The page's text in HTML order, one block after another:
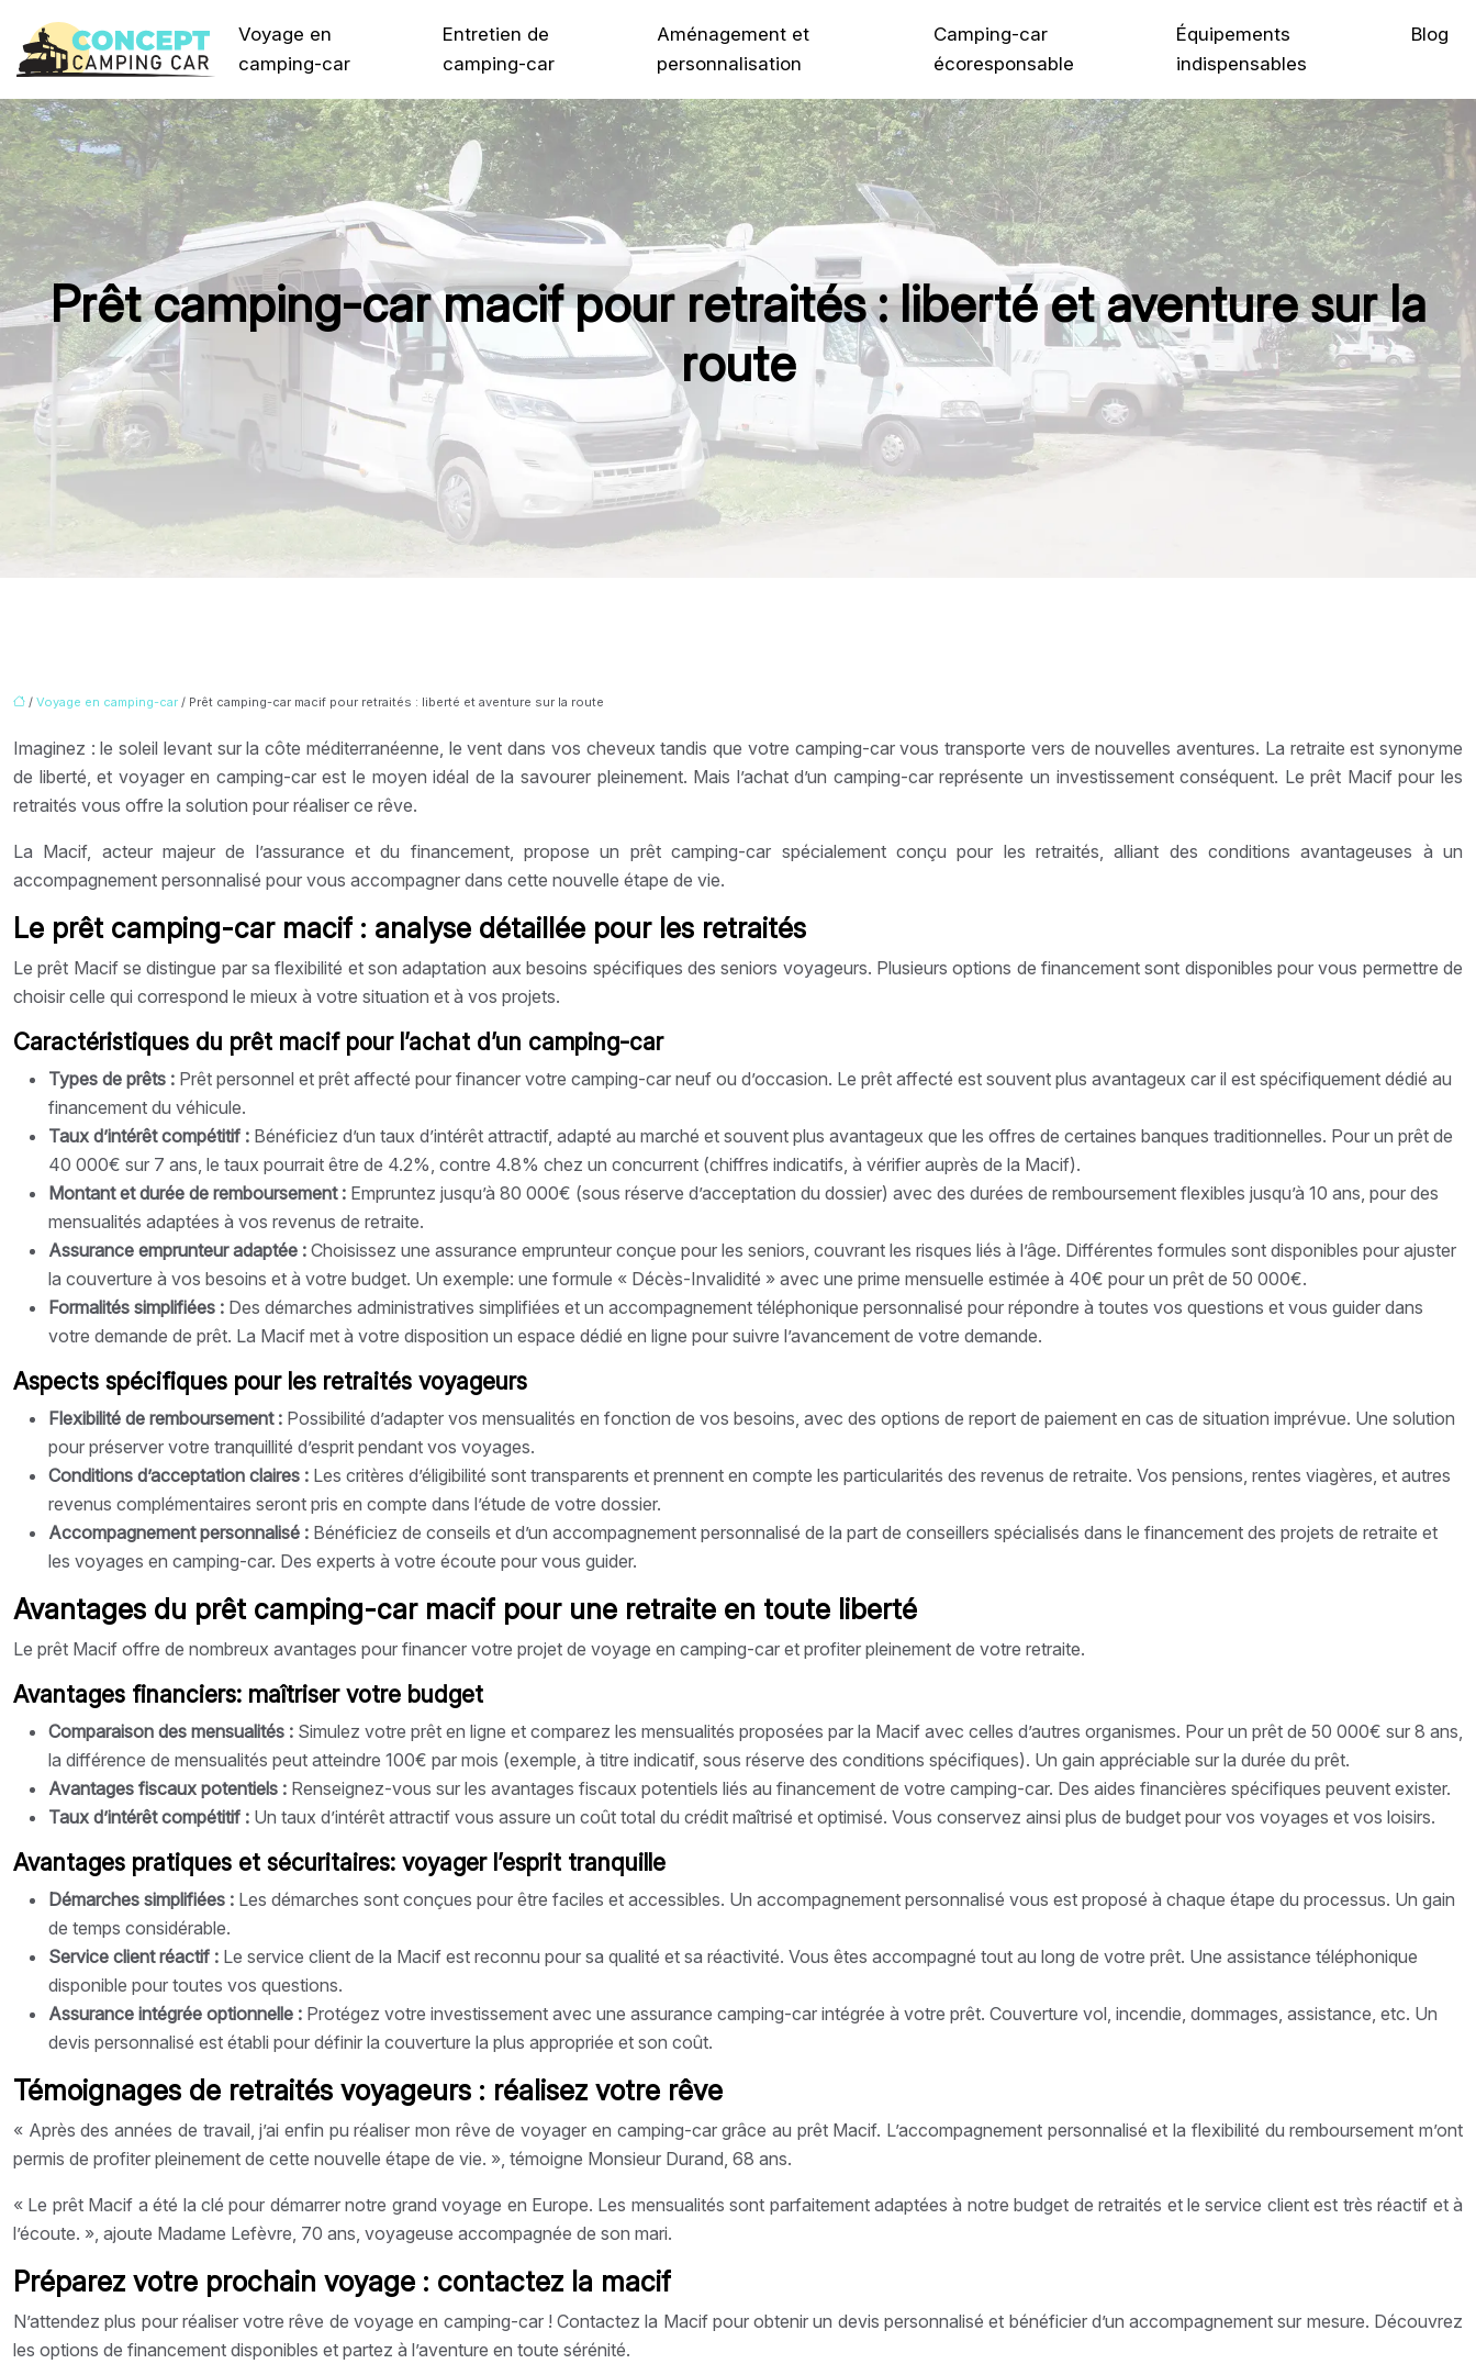
Voyage en
camping-car
Entretien de
camping-car
Aménagement et
personnalisation
Camping-car
écoresponsable
Équipements
indispensables
Blog
Prêt camping-car macif pour retraités : liberté et aventure sur la
route
/ Voyage en camping-car / Prêt camping-car macif pour retraités : liberté et aventure sur la route
Imaginez : le soleil levant sur la côte méditerranéenne, le vent dans vos cheveux tandis que votre camping-car vous transporte vers de nouvelles aventures. La retraite est synonyme
de liberté, et voyager en camping-car est le moyen idéal de la savourer pleinement. Mais l’achat d’un camping-car représente un investissement conséquent. Le prêt Macif pour les
retraités vous offre la solution pour réaliser ce rêve.
La Macif, acteur majeur de l’assurance et du financement, propose un prêt camping-car spécialement conçu pour les retraités, alliant des conditions avantageuses à un
accompagnement personnalisé pour vous accompagner dans cette nouvelle étape de vie.
Le prêt camping-car macif : analyse détaillée pour les retraités
Le prêt Macif se distingue par sa flexibilité et son adaptation aux besoins spécifiques des seniors voyageurs. Plusieurs options de financement sont disponibles pour vous permettre de
choisir celle qui correspond le mieux à votre situation et à vos projets.
Caractéristiques du prêt macif pour l’achat d’un camping-car
Types de prêts : Prêt personnel et prêt affecté pour financer votre camping-car neuf ou d’occasion. Le prêt affecté est souvent plus avantageux car il est spécifiquement dédié au
financement du véhicule.
Taux d’intérêt compétitif : Bénéficiez d’un taux d’intérêt attractif, adapté au marché et souvent plus avantageux que les offres de certaines banques traditionnelles. Pour un prêt de
40 000€ sur 7 ans, le taux pourrait être de 4.2%, contre 4.8% chez un concurrent (chiffres indicatifs, à vérifier auprès de la Macif).
Montant et durée de remboursement : Empruntez jusqu’à 80 000€ (sous réserve d’acceptation du dossier) avec des durées de remboursement flexibles jusqu’à 10 ans, pour des
mensualités adaptées à vos revenus de retraite.
Assurance emprunteur adaptée : Choisissez une assurance emprunteur conçue pour les seniors, couvrant les risques liés à l’âge. Différentes formules sont disponibles pour ajuster
la couverture à vos besoins et à votre budget. Un exemple: une formule « Décès-Invalidité » avec une prime mensuelle estimée à 40€ pour un prêt de 50 000€.
Formalités simplifiées : Des démarches administratives simplifiées et un accompagnement téléphonique personnalisé pour répondre à toutes vos questions et vous guider dans
votre demande de prêt. La Macif met à votre disposition un espace dédié en ligne pour suivre l’avancement de votre demande.
Aspects spécifiques pour les retraités voyageurs
Flexibilité de remboursement : Possibilité d’adapter vos mensualités en fonction de vos besoins, avec des options de report de paiement en cas de situation imprévue. Une solution
pour préserver votre tranquillité d’esprit pendant vos voyages.
Conditions d’acceptation claires : Les critères d’éligibilité sont transparents et prennent en compte les particularités des revenus de retraite. Vos pensions, rentes viagères, et autres
revenus complémentaires seront pris en compte dans l’étude de votre dossier.
Accompagnement personnalisé : Bénéficiez de conseils et d’un accompagnement personnalisé de la part de conseillers spécialisés dans le financement des projets de retraite et
les voyages en camping-car. Des experts à votre écoute pour vous guider.
Avantages du prêt camping-car macif pour une retraite en toute liberté
Le prêt Macif offre de nombreux avantages pour financer votre projet de voyage en camping-car et profiter pleinement de votre retraite.
Avantages financiers: maîtriser votre budget
Comparaison des mensualités : Simulez votre prêt en ligne et comparez les mensualités proposées par la Macif avec celles d’autres organismes. Pour un prêt de 50 000€ sur 8 ans,
la différence de mensualités peut atteindre 100€ par mois (exemple, à titre indicatif, sous réserve des conditions spécifiques). Un gain appréciable sur la durée du prêt.
Avantages fiscaux potentiels : Renseignez-vous sur les avantages fiscaux potentiels liés au financement de votre camping-car. Des aides financières spécifiques peuvent exister.
Taux d’intérêt compétitif : Un taux d’intérêt attractif vous assure un coût total du crédit maîtrisé et optimisé. Vous conservez ainsi plus de budget pour vos voyages et vos loisirs.
Avantages pratiques et sécuritaires: voyager l’esprit tranquille
Démarches simplifiées : Les démarches sont conçues pour être faciles et accessibles. Un accompagnement personnalisé vous est proposé à chaque étape du processus. Un gain
de temps considérable.
Service client réactif : Le service client de la Macif est reconnu pour sa qualité et sa réactivité. Vous êtes accompagné tout au long de votre prêt. Une assistance téléphonique
disponible pour toutes vos questions.
Assurance intégrée optionnelle : Protégez votre investissement avec une assurance camping-car intégrée à votre prêt. Couverture vol, incendie, dommages, assistance, etc. Un
devis personnalisé est établi pour définir la couverture la plus appropriée et son coût.
Témoignages de retraités voyageurs : réalisez votre rêve
« Après des années de travail, j’ai enfin pu réaliser mon rêve de voyager en camping-car grâce au prêt Macif. L’accompagnement personnalisé et la flexibilité du remboursement m’ont
permis de profiter pleinement de cette nouvelle étape de vie. », témoigne Monsieur Durand, 68 ans.
« Le prêt Macif a été la clé pour démarrer notre grand voyage en Europe. Les mensualités sont parfaitement adaptées à notre budget de retraités et le service client est très réactif et à
l’écoute. », ajoute Madame Lefèvre, 70 ans, voyageuse accompagnée de son mari.
Préparez votre prochain voyage : contactez la macif
N’attendez plus pour réaliser votre rêve de voyage en camping-car ! Contactez la Macif pour obtenir un devis personnalisé et bénéficier d’un accompagnement sur mesure. Découvrez
les options de financement disponibles et partez à l’aventure en toute sérénité.